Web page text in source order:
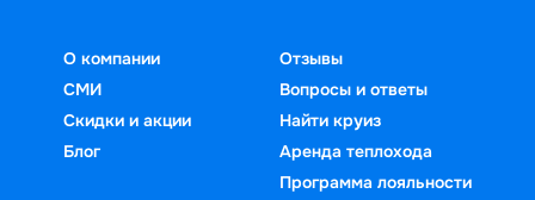
О компании
СМИ
Скидки и акции
Блог
Отзывы
Вопросы и ответы
Найти круиз
Аренда теплохода
Программа лояльности